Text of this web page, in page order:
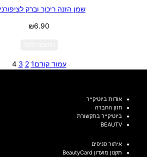
שמן הזנה ריכוך וברק
₪6.90
עמוד קודם1
2
3
4
אודות ביוטיקייר
חזון החברה
ביוטיקייר בתקשורת
BEAUTV
איתור סניפים
תקנון מועדון BeautyCard